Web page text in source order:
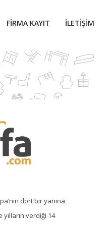
FIRMA KAYIT İLETIŞIM
dört bir yanına
verdiği 14